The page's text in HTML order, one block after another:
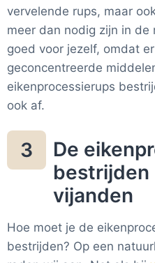
vervelende rups, maar
meer dan nodig zijn in de
goed voor jezelf, omdat
geconcentreerde
eikenprocessierups
ook af.
3
De
bestrijden
vijanden
Hoe moet je de
bestrijden? Op een